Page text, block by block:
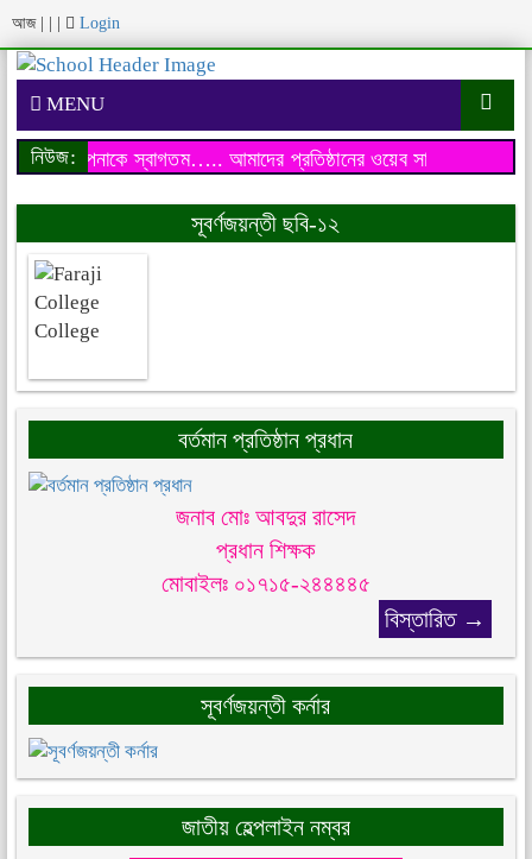
আজ Login
MENU
নিউজ: আমাদের প্রতিষ্ঠানের ওয়েব সাইটে
সাইটে আপনাকে স্বাগতম…..
সূবর্ণজয়ন্তী ছবি-১২
বর্তমান প্রতিষ্ঠান প্রধান
জনাব মোঃ আবদুর রাসেদ
প্রধান শিক্ষক
মোবাইলঃ ০১৭১৫-২৪৪৪৪৫
বিস্তারিত →
সূবর্ণজয়ন্তী কর্নার
জাতীয় হেল্পলাইন নম্বর